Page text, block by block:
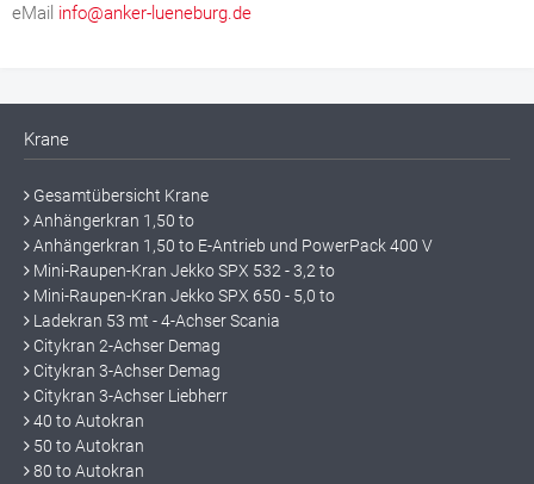
eMail info@anker-lueneburg.de
Krane
Gesamtübersicht Krane
Anhängerkran 1,50 to
Anhängerkran 1,50 to E-Antrieb und PowerPack 400 V
Mini-Raupen-Kran Jekko SPX 532 - 3,2 to
Mini-Raupen-Kran Jekko SPX 650 - 5,0 to
Ladekran 53 mt - 4-Achser Scania
Citykran 2-Achser Demag
Citykran 3-Achser Demag
Citykran 3-Achser Liebherr
40 to Autokran
50 to Autokran
80 to Autokran